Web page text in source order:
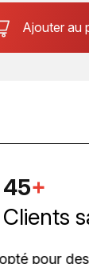
Ajouter au
45+
Clients
pour